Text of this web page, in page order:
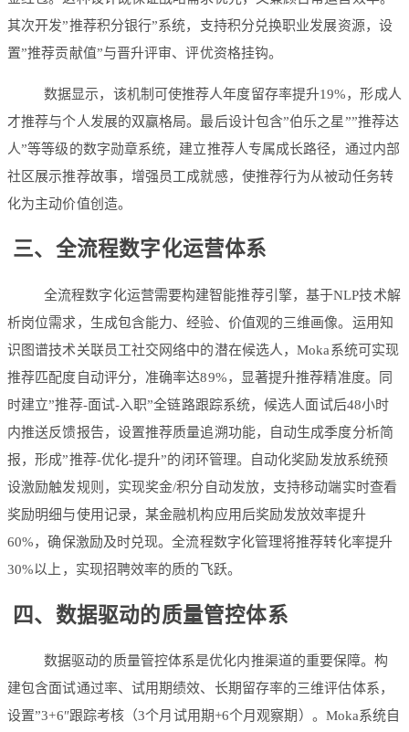
其次开发”推荐积分银行”系统，支持积分兑换职业发展资源，设
置”推荐贡献值”与晋升评审、评优资格挂钩。
数据显示，该机制可使推荐人年度留存率提升19%，形成人
才推荐与个人发展的双赢格局。最后设计包含”伯乐之星””推荐达
人”等等级的数字勋章系统，建立推荐人专属成长路径，通过内部
社区展示推荐故事，增强员工成就感，使推荐行为从被动任务转
化为主动价值创造。
三、全流程数字化运营体系
全流程数字化运营需要构建智能推荐引擎，基于NLP技术解
析岗位需求，生成包含能力、经验、价值观的三维画像。运用知
识图谱技术关联员工社交网络中的潜在候选人，Moka系统可实现
推荐匹配度自动评分，准确率达89%，显著提升推荐精准度。同
时建立”推荐-面试-入职”全链路跟踪系统，候选人面试后48小时
内推送反馈报告，设置推荐质量追溯功能，自动生成季度分析简
报，形成”推荐-优化-提升”的闭环管理。自动化奖励发放系统预
设激励触发规则，实现奖金/积分自动发放，支持移动端实时查看
奖励明细与使用记录，某金融机构应用后奖励发放效率提升
60%，确保激励及时兑现。全流程数字化管理将推荐转化率提升
30%以上，实现招聘效率的质的飞跃。
四、数据驱动的质量管控体系
数据驱动的质量管控体系是优化内推渠道的重要保障。构
建包含面试通过率、试用期绩效、长期留存率的三维评估体系，
设置”3+6″跟踪考核（3个月试用期+6个月观察期）。Moka系统自